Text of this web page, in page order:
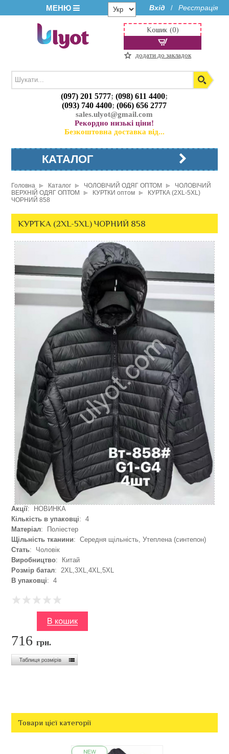
МЕНЮ Вхід / Реєстрація
(097) 201 5777;(098) 611 4400;
(093) 740 4400;(066) 656 2777
sales.ulyot@gmail.com
Рекордно низькі ціни!
Безкоштовна доставка від...
Кошик (0)
додати до закладок
КАТАЛОГ
Головна Каталог ЧОЛОВІЧИЙ ОДЯГ ОПТОМ
ЧОЛОВІЧИЙ
ВЕРХНІЙ ОДЯГ ОПТОМ
КУРТКИ оптом
КУРТКА (2XL-5XL)
ЧОРНИЙ 858
КУРТКА (2XL-5XL) ЧОРНИЙ 858
Акції: НОВИНКА
Кількість в упаковці: 4
Матеріал: Поліестер
Щільність тканини: Середня щільність, Утеплена (синтепон)
Стать: Чоловік
Виробництво: Китай
Розмір батал: 2XL,3XL,4XL,5XL
В упаковці: 4
716грн.
Товари цієї категорії